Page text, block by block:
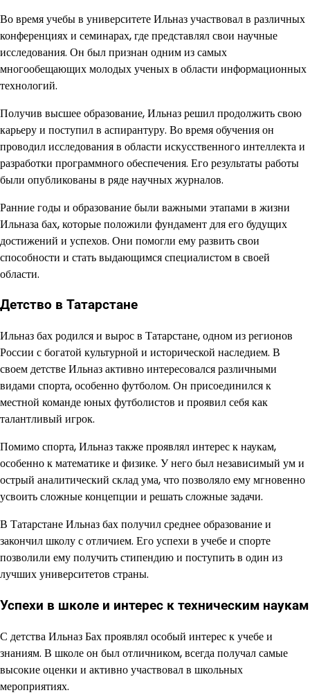
Во время учебы в университете Ильназ участвовал в различных
конференциях и семинарах, где представлял свои научные
исследования. Он был признан одним из самых
многообещающих молодых ученых в области информационных
технологий.
Получив высшее образование, Ильназ решил продолжить свою
карьеру и поступил в аспирантуру. Во время обучения он
проводил исследования в области искусственного интеллекта и
разработки программного обеспечения. Его результаты работы
были опубликованы в ряде научных журналов.
Ранние годы и образование были важными этапами в жизни
Ильназа бах, которые положили фундамент для его будущих
достижений и успехов. Они помогли ему развить свои
способности и стать выдающимся специалистом в своей
области.
Детство в Татарстане
Ильназ бах родился и вырос в Татарстане, одном из регионов
России с богатой культурной и исторической наследием. В
своем детстве Ильназ активно интересовался различными
видами спорта, особенно футболом. Он присоединился к
местной команде юных футболистов и проявил себя как
талантливый игрок.
Помимо спорта, Ильназ также проявлял интерес к наукам,
особенно к математике и физике. У него был независимый ум и
острый аналитический склад ума, что позволяло ему мгновенно
усвоить сложные концепции и решать сложные задачи.
В Татарстане Ильназ бах получил среднее образование и
закончил школу с отличием. Его успехи в учебе и спорте
позволили ему получить стипендию и поступить в один из
лучших университетов страны.
Успехи в школе и интерес к техническим наукам
С детства Ильназ Бах проявлял особый интерес к учебе и
знаниям. В школе он был отличником, всегда получал самые
высокие оценки и активно участвовал в школьных
мероприятиях.